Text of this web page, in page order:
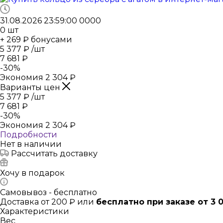
31.08.2026 23:59:00 0000
0 шт
+ 269 ₽ бонусами
5 377 ₽ /шт
7 681 ₽
-30%
Экономия 2 304₽
Варианты цен
5 377 ₽ /шт
7 681 ₽
-30%
Экономия 2 304₽
Подробности
Нет в наличии
Рассчитать доставку
Хочу в подарок
Самовывоз - бесплатно
Доставка от 200 ₽ или бесплатно при заказе от 3
Характеристики
Вес